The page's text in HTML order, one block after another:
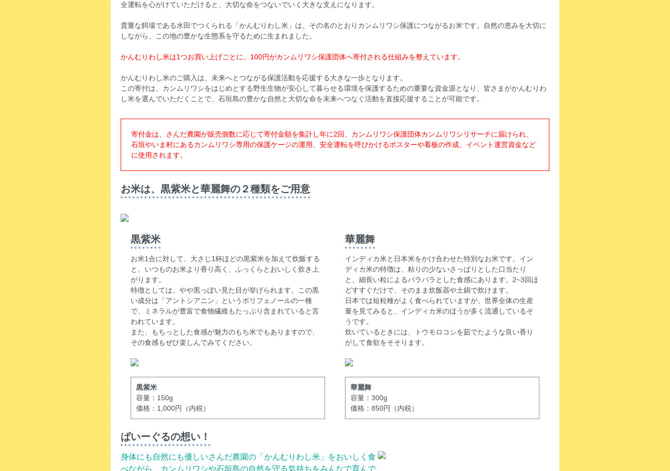
全運転を心がけていただけると、大切な命をつないでいく大きな支えになります。
貴重な餌場である水田でつくられる「かんむりわし米」は、その名のとおりカンムリワシ保護につながるお米です。自然の恵みを大切に
しながら、この地の豊かな生態系を守るために生まれました。
かんむりわし米は1つお買い上げごとに、100円がカンムリワシ保護団体へ寄付される仕組みを整えています。
かんむりわし米のご購入は、未来へとつながる保護活動を応援する大きな一歩となります。
この寄付は、カンムリワシをはじめとする野生生物が安心して暮らせる環境を保護するための重要な資金源となり、皆さまがかんむりわ
し米を選んでいただくことで、石垣島の豊かな自然と大切な命を未来へつなぐ活動を直接応援することが可能です。
寄付金は、さんだ農園が販売個数に応じて寄付金額を集計し年に2回、カンムリワシ保護団体カンムリワシリサーチに届けられ、
石垣やいま村にあるカンムリワシ専用の保護ケージの運用、安全運転を呼びかけるポスターや看板の作成、イベント運営資金など
に使用されます。
お米は、黒紫米と華麗舞の２種類をご用意
黒紫米
お米1合に対して、大さじ1杯ほどの黒紫米を加えて炊飯する
と、いつものお米より香り高く、ふっくらとおいしく炊き上
がります。
特徴としては、やや黒っぽい見た目が挙げられます。この黒
い成分は「アントシアニン」というポリフェノールの一種
で、ミネラルが豊富で食物繊維もたっぷり含まれていると言
われています。
また、もちっとした食感が魅力のもち米でもありますので、
その食感もぜひ楽しんでみてください。
黒紫米
容量：150g
価格：1,000円（内税）
華麗舞
インディカ米と日本米をかけ合わせた特別なお米です。イン
ディカ米の特徴は、粘りの少ないさっぱりとした口当たり
と、細長い粒によるパラパラとした食感にあります。2~3回ほ
どすすぐだけで、そのまま炊飯器や土鍋で炊けます。
日本では短粒種がよく食べられていますが、世界全体の生産
量を見てみると、インディカ米のほうが多く流通しているそ
うです。
炊いているときには、トウモロコシを茹でたような良い香り
がして食欲をそそります。
華麗舞
容量：300g
価格：850円（内税）
ぱいーぐるの想い！
身体にも自然にも優しいさんだ農園の「かんむりわし米」をおいしく食
べながら、カンムリワシや石垣島の自然を守る気持ちをみんなで育んで